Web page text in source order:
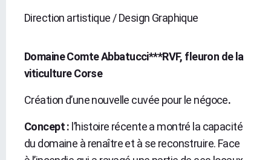
Direction artistique / Design Graphique
Domaine Comte Abbatucci***RVF, fleuron de la
viticulture Corse
Création d’une nouvelle cuvée pour le négoce.
Concept : l’histoire récente a montré la capacité
du domaine à renaître et à se reconstruire. Face